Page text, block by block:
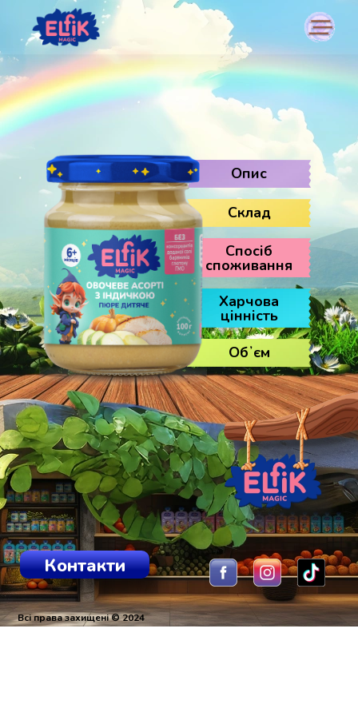
Опис
Склад
Спосіб
споживання
Харчова
цінність
Обʼєм
Всі права захищені © 2024
Контакти